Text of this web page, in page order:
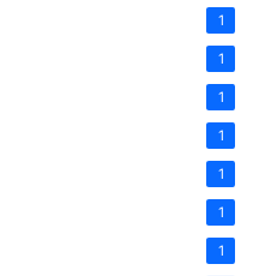
1
1
1
1
1
1
1